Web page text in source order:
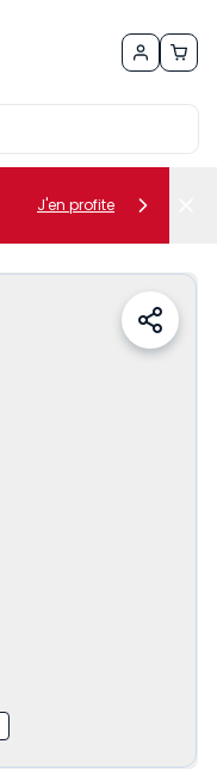
J'en profite